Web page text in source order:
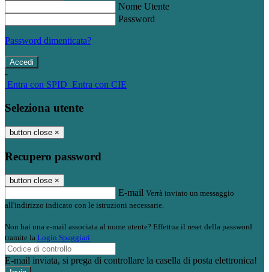
Nome Utente
Password
Password dimenticata?
-
Entra con SPID Entra con CIE
Seleziona utente
button close ×
Recupero password
button close ×
E-mail Verrà inviato un messaggio
all'indirizzo indicato con le istruzioni necessarie.
Non hai una e-mail associata al nome utente? Effettua il reset della password
tramite la Login Spaggiari
E-mail inviata, si prega di controllare la casella di posta elettronica!